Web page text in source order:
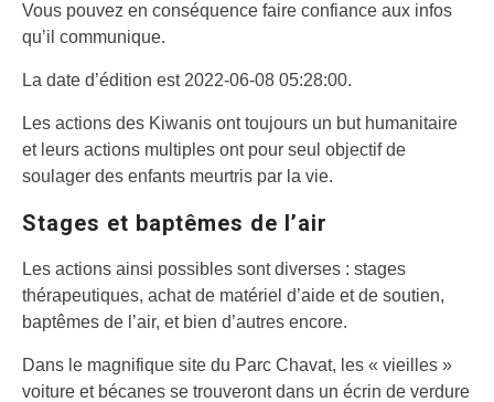
Vous pouvez en conséquence faire confiance aux infos
qu’il communique.
La date d’édition est 2022-06-08 05:28:00.
Les actions des Kiwanis ont toujours un but humanitaire
et leurs actions multiples ont pour seul objectif de
soulager des enfants meurtris par la vie.
Stages et baptêmes de l’air
Les actions ainsi possibles sont diverses : stages
thérapeutiques, achat de matériel d’aide et de soutien,
baptêmes de l’air, et bien d’autres encore.
Dans le magnifique site du Parc Chavat, les « vieilles »
voiture et bécanes se trouveront dans un écrin de verdure